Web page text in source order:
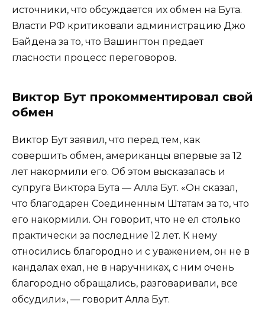
источники, что обсуждается их обмен на Бута.
Власти РФ критиковали администрацию Джо
Байдена за то, что Вашингтон предает
гласности процесс переговоров.
Виктор Бут прокомментировал свой
обмен
Виктор Бут заявил, что перед тем, как
совершить обмен, американцы впервые за 12
лет накормили его. Об этом высказалась и
супруга Виктора Бута — Алла Бут. «Он сказал,
что благодарен Соединенным Штатам за то, что
его накормили. Он говорит, что не ел столько
практически за последние 12 лет. К нему
относились благородно и с уважением, он не в
кандалах ехал, не в наручниках, с ним очень
благородно обращались, разговаривали, все
обсудили», — говорит Алла Бут.